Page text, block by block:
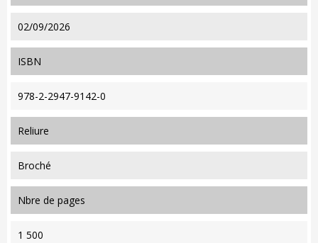
02/09/2026
ISBN
978-2-2947-9142-0
reliure
Broché
nbre de pages
1 500